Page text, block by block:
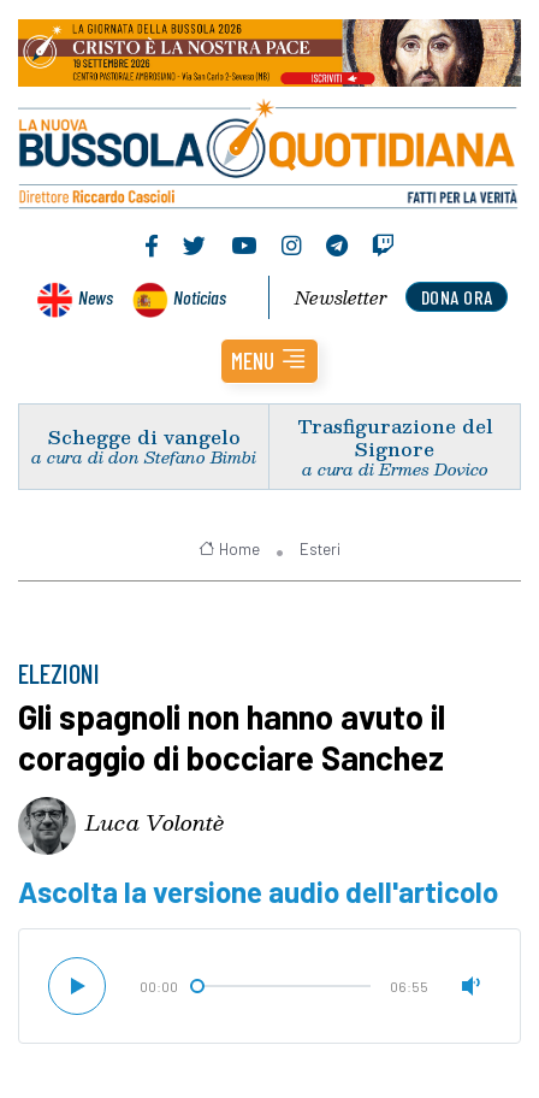
News Noticias DONA ORA
Newsletter
MENU
Schegge di vangelo
a cura di don Stefano Bimbi
Trasfigurazione del
Signore
a cura di Ermes Dovico
Home Esteri
ELEZIONI
Gli spagnoli non hanno avuto il
coraggio di bocciare Sanchez
Luca Volontè
Ascolta la versione audio dell'articolo
00:00 06:55